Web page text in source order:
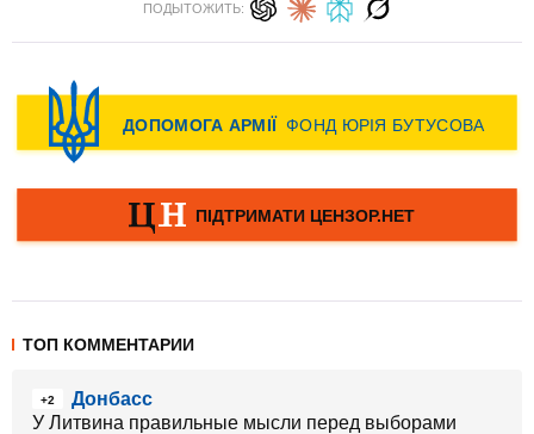
ПОДЫТОЖИТЬ:
ТОП КОММЕНТАРИИ
+2
Донбасс
У Литвина правильные мысли перед выборами